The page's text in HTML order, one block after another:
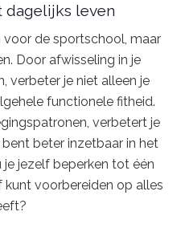
dagelijks leven
voor de sportschool, maar
Door afwisseling in je
verbeter je niet alleen je
functionele fitheid.
verbetert je
beter inzetbaar in het
jezelf beperken tot één
voorbereiden op alles